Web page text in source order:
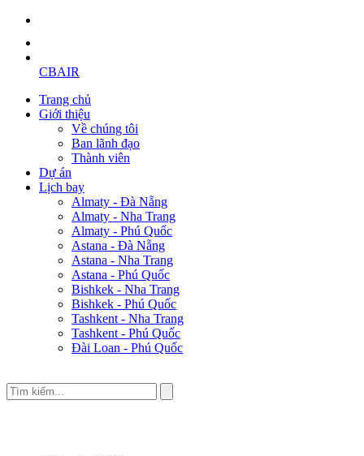
CBAIR
Trang chủ
Giới thiệu
Về chúng tôi
Ban lãnh đạo
Thành viên
Dự án
Lịch bay
Almaty - Đà Nẵng
Almaty - Nha Trang
Almaty - Phú Quốc
Astana - Đà Nẵng
Astana - Nha Trang
Astana - Phú Quốc
Bishkek - Nha Trang
Bishkek - Phú Quốc
Tashkent - Nha Trang
Tashkent - Phú Quốc
Đài Loan - Phú Quốc